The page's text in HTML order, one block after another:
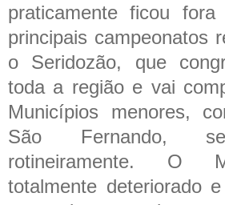
praticamente ficou
principais campeonatos
o Seridozão, que
toda a região e vai
Municípios menores,
São Fernando,
rotineiramente. O
totalmente deteriorado